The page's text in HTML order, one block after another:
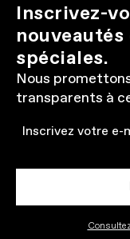
Inscrivez-
spéciales.
Nous
transparents à
Email